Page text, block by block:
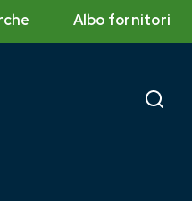
Albo fornitori